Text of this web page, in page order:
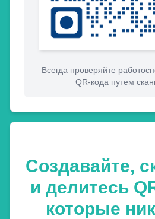
Всегда проверяйте
QR-кода путем
Создавайте,
и делитесь
которые